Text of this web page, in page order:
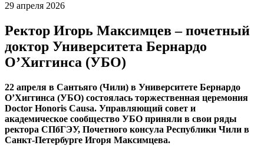
29 апреля 2026
Ректор Игорь Максимцев – почетный
доктор Университета Бернардо
О’Хиггинса (УБО)
22 апреля в Сантьяго (Чили) в Университете Бернардо
О’Хиггинса (УБО) состоялась торжественная церемония
Doctor Honoris Causa. Управляющий совет и
академическое сообщество УБО приняли в свои ряды
ректора СПбГЭУ, Почетного консула Республики Чили в
Санкт-Петербурге Игоря Максимцева.